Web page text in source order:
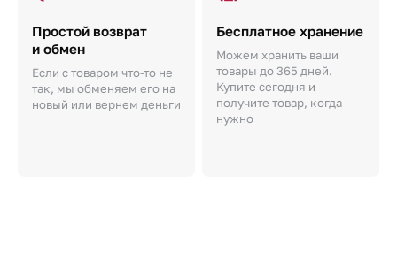
Простой возврат
и обмен
Если с товаром что-то не
так, мы обменяем его на
новый или вернем деньги
Бесплатное хранение
Можем хранить ваши
товары до 365 дней.
Купите сегодня и
получите товар, когда
нужно